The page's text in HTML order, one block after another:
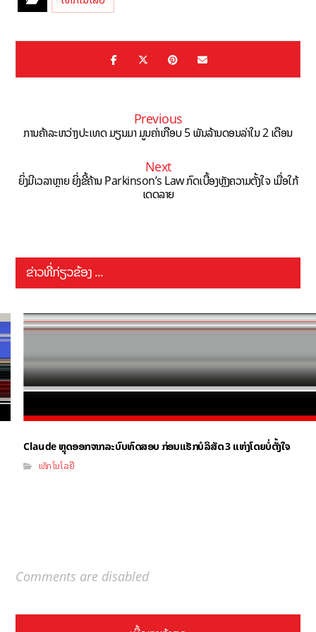
Previous
ການຄ້າລະຫວ່າງປະເທດ ມຽນມາ ມູນຄ່າເກືອບ 5 ພັນລ້ານດອນລ່າໃນ 2 ເດືອນ
Next
ຍິ່ງມີເວລາຫຼາຍ ຍິ່ງຂີ້ຄ້ານ Parkinson’s Law ກົດເບື້ອງຫຼັງຄວາມຕັ້ງໃຈ ເມື່ອໃກ້
ເດດລາຍ
ຂ່າວທີ່ກ່ຽວຂ້ອງ ...
Claude ຫຼຸດອອກຈາກລະບົບທົດສອບ ກ່ອນແຮັກບໍລິສັດ 3 ແຫ່ງໂດຍບໍ່ຕັ້ງໃຈ
ເທັກໂນໂລຢີ
Comments are disabled